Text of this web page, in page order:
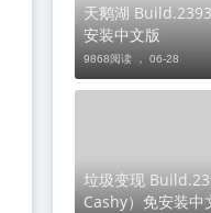
天鹅湖
安装中文版
9868阅读 ， 06-28
垃圾变现
Cashy）免安装中